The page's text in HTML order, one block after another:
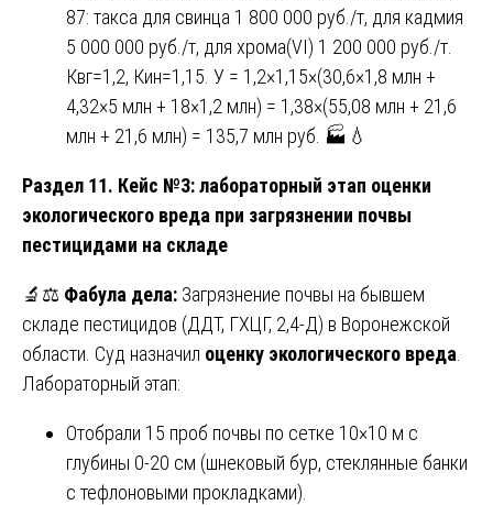
87: такса для свинца 1 800 000 руб./т, для кадмия
5 000 000 руб./т, для хрома(VI) 1 200 000 руб./т.
Квг=1,2, Кин=1,15. У = 1,2×1,15×(30,6×1,8 млн +
4,32×5 млн + 18×1,2 млн) = 1,38×(55,08 млн + 21,6
млн + 21,6 млн) = 135,7 млн руб. 🏭💧
Раздел 11. Кейс №3: лабораторный этап оценки
экологического вреда при загрязнении почвы
пестицидами на складе
🔬⚖️ Фабула дела: Загрязнение почвы на бывшем
складе пестицидов (ДДТ, ГХЦГ, 2,4-Д) в Воронежской
области. Суд назначил оценку экологического вреда
Лабораторный этап:
Отобрали 15 проб почвы по сетке 10×10 м с
глубины 0-20 см (шнековый бур, стеклянные банки
с тефлоновыми прокладками).